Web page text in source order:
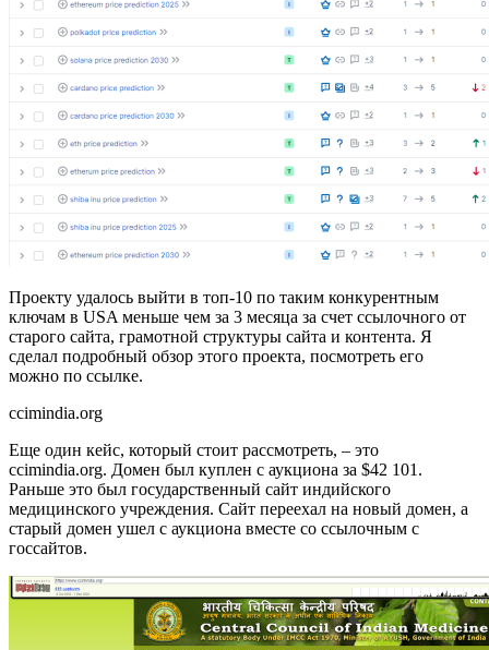
Проекту удалось выйти в топ-10 по таким конкурентным
ключам в USA меньше чем за 3 месяца за счет ссылочного от
старого сайта, грамотной структуры сайта и контента. Я
сделал подробный обзор этого проекта, посмотреть его
можно по ссылке.
ccimindia.org
Еще один кейс, который стоит рассмотреть, – это
ccimindia.org. Домен был куплен с аукциона за $42 101.
Раньше это был государственный сайт индийского
медицинского учреждения. Сайт переехал на новый домен, а
старый домен ушел с аукциона вместе со ссылочным с
госсайтов.